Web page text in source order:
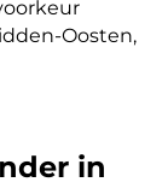
Oosten,
in